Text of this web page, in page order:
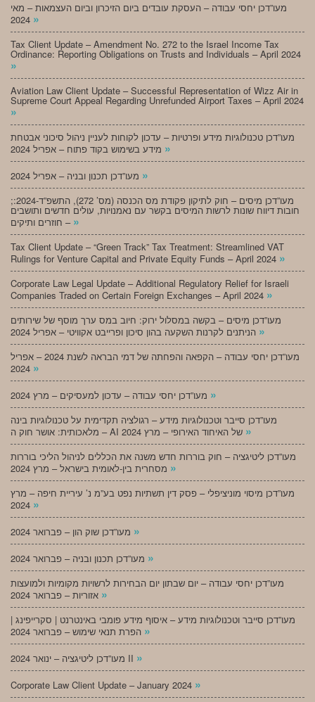
מעו”דכן יחסי עבודה – העסקת עובדים ביום הזיכרון וביום העצמאות – מאי
»
Tax Client Update – Amendment No. 272 to the Israel Income Tax
Ordinance: Reporting Obligations on Trusts and Individuals – April 2024
»
Aviation Law Client Update – Successful Representation of Wizz Air in
Supreme Court Appeal Regarding Unrefunded Airport Taxes – April 2024
»
מעו”דכן טכנולוגיות מידע ופרטיות – עדכון לקוחות לעניין ניהול סיכוני אבטחת
»
»
;מעו”דכן מיסים – חוק לתיקון פקודת מס הכנסה (מס’ 272), התשפ”ד-2024:
חובות דיווח שונות לרשות המיסים בקשר עם נאמנויות, עולים חדשים ותושבים
חוזרים ותיקים – »
Tax Client Update – “Green Track” Tax Treatment: Streamlined VAT
Rulings for Venture Capital and Private Equity Funds – April 2024 »
Corporate Law Legal Update – Additional Regulatory Relief for Israeli
Companies Traded on Certain Foreign Exchanges – April 2024 »
מעו”דכן מיסים – בקשה במסלול ירוק: חיוב במס ערך מוסף של שירותים
»
מעו”דכן יחסי עבודה – הקפאה והפחתה של דמי הבראה לשנת 2024 – אפריל
»
»
מעו”דכן סייבר וטכנולוגיות מידע – רגולציה תקדימית על טכנולוגיות בינה
»
מעו”דכן ליטיגציה – חוק בוררות חדש משנה את הכללים לניהול הליכי בוררות
»
מעו”דכן מיסוי מוניציפלי – פסק דין תשתיות נפט בע”מ נ’ עיריית חיפה – מרץ
»
»
»
מעו”דכן יחסי עבודה – יום שבתון יום הבחירות לרשויות מקומיות ולמועצות
»
מעו”דכן סייבר וטכנולוגיות מידע – איסוף מידע פומבי באינטרנט | סקרייפינג |
»
מעו”דכן ליטיגציה – ינואר 2024 II »
Corporate Law Client Update – January 2024 »